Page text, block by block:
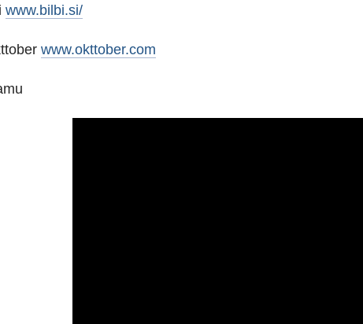
www.bilbi.si/
www.okttober.com